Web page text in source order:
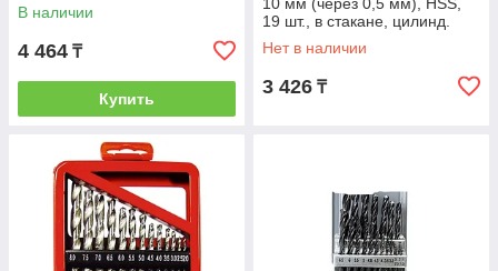
В наличии
4 464 ₸
Купить
19 шт., в стакане, цилинд.
хвостовик// SPARTA
Нет в наличии
3 426 ₸